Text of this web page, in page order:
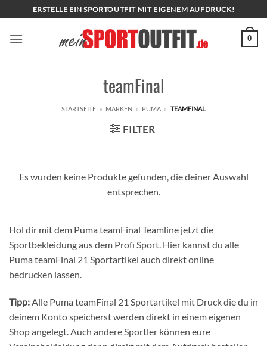
Inhalt
springen
ERSTELLE EIN SPORTOUTFIT MIT EIGENEM AUFDRUCK!
0
teamFinal
STARTSEITE » MARKEN » PUMA » TEAMFINAL
FILTER
Es wurden keine Produkte gefunden, die deiner Auswahl
entsprechen.
Hol dir mit dem Puma teamFinal Teamline jetzt die
Sportbekleidung aus dem Profi Sport. Hier kannst du alle
Puma teamFinal 21 Sportartikel auch direkt online
bedrucken lassen.
Tipp:Alle Puma teamFinal 21 Sportartikel mit Druck die du in
deinem Konto speicherst werden direkt in einem eigenen
Shop angelegt. Auch andere Sportler können eure